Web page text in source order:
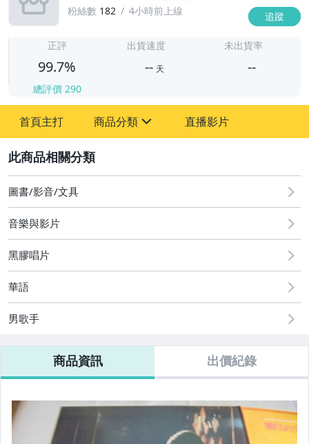
粉絲數 182 4小時前上線 追蹤
正評
99.7%
總評價 290
出貨速度
-- 天
未出貨率
--
首頁主打 商品分類
圖書/影音/文具
直播影片
圖書/影音/文具
音樂與影片
黑膠唱片
華語
男歌手
商品資訊 出價紀錄